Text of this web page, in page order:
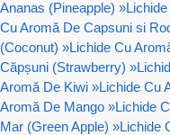
Ananas (Pineapple) »
Cu Aromă De Capsuni si
(Coconut) »Lichide Cu
Căpșuni (Strawberry) »
Aromă De Kiwi »Lichide Cu
Aromă De Mango »Lichide
Mar (Green Apple) »Lichide